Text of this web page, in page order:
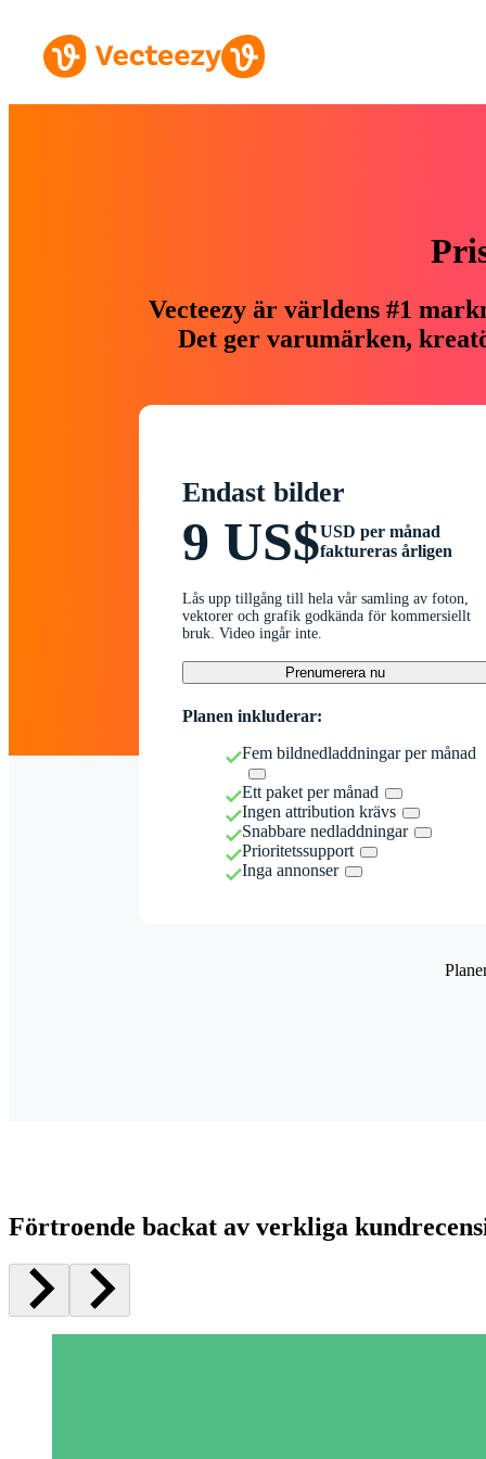
Vecteezy är världens #1
Det ger varumärken,
Endast bilder
9 US$USD per månad
faktureras årligen
Lås upp tillgång till hela vår samling av foton,
vektorer och grafik godkända för kommersiellt
bruk. Video ingår inte.
Prenumerera nu
Planen inkluderar:
Fem bildnedladdningar per månad
Ett paket per månad
Ingen attribution krävs
Snabbare nedladdningar
Prioritetssupport
Inga annonser
Förtroende backat av verkliga